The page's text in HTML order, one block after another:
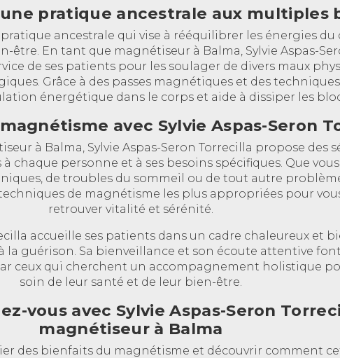
pratique ancestrale aux multiples
ancestrale qui vise à rééquilibrer les énergies du
être. En tant que magnétiseur à Balma, Sylvie Aspas-
de ses patients pour les soulager de divers maux
Grâce à des passes magnétiques et des techniques
énergétique dans le corps et aide à dissiper les
avec Sylvie Aspas-Seron
à Balma, Sylvie Aspas-Seron Torrecilla propose des
chaque personne et à ses besoins spécifiques. Que
de troubles du sommeil ou de tout autre
de magnétisme les plus appropriées pour
retrouver vitalité et sérénité.
accueille ses patients dans un cadre chaleureux et
la guérison. Sa bienveillance et son écoute attentive
ceux qui cherchent un accompagnement holistique
soin de leur santé et de leur bien-être.
vous avec Sylvie Aspas-Seron
magnétiseur à Balma
des bienfaits du magnétisme et découvrir comment